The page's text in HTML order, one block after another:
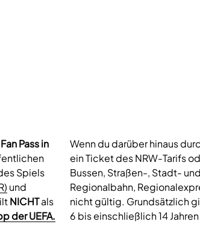
Fan Pass in
Spiels
und
NICHTals
der UEFA.
Wenn du darüber hinaus
ein Ticket des NRW-Tarifs
Bussen, Straßen-, Stadt-
Regionalbahn,
nicht gültig. Grundsätzlich
6 bis einschließlich 14